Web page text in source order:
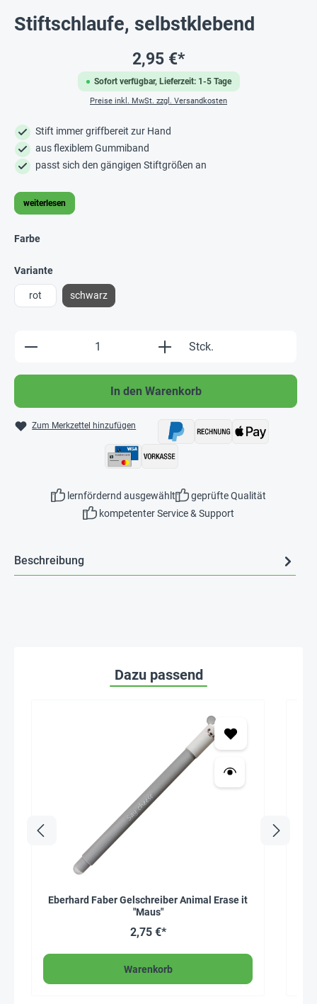
Stiftschlaufe, selbstklebend
Sofort verfügbar, Lieferzeit: 1-5 Tage
2,95 €*
Preise inkl. MwSt. zzgl. Versandkosten
Stift immer griffbereit zur Hand
aus flexiblem Gummiband
passt sich den gängigen Stiftgrößen an
weiterlesen
Farbe
Variante
rot schwarz
Produkt Anzahl: Gib den gewünschten
Stck.
In den Warenkorb
Zum Merkzettel hinzufügen
lernfördernd ausgewählt
geprüfte Qualität
kompetenter Service & Support
Beschreibung
Dazu passend
Eberhard Faber Gelschreiber Animal Erase it
"Maus"
2,75 €*
Warenkorb